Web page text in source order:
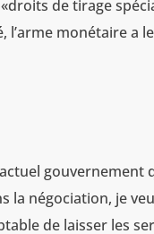
de tirage
monétaire a
gouvernement
négociation, je
de laisser les